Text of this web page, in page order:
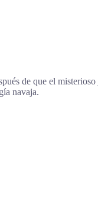
de que el
navaja.